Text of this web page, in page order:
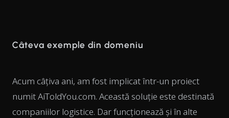
Câteva exemple din domeniu
Acum câțiva ani, am fost implicat într-un proiect
numit AiToldYou.com. Această soluție este destinată
companiilor logistice. Dar funcționează și în alte